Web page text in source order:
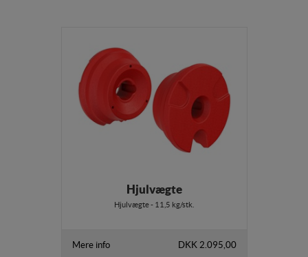
Hjulvægte
Hjulvægte - 11,5 kg/stk.
Mere info DKK 2.095,00